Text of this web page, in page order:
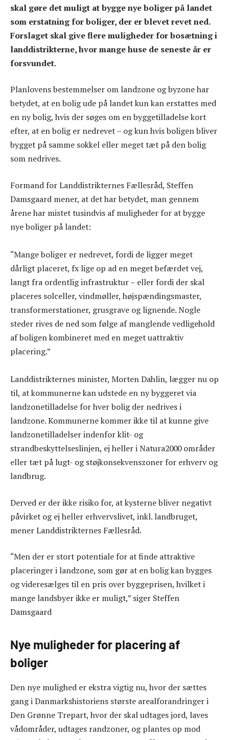
skal gøre det muligt at bygge nye boliger på landet
som erstatning for boliger, der er blevet revet ned.
Forslaget skal give flere muligheder for bosætning i
landdistrikterne, hvor mange huse de seneste år er
forsvundet.
Planlovens bestemmelser om landzone og byzone har
betydet, at en bolig ude på landet kun kan erstattes med
en ny bolig, hvis der søges om en byggetilladelse kort
efter, at en bolig er nedrevet – og kun hvis boligen bliver
bygget på samme sokkel eller meget tæt på den bolig
som nedrives.
Formand for Landdistrikternes Fællesråd, Steffen
Damsgaard mener, at det har betydet, man gennem
årene har mistet tusindvis af muligheder for at bygge
nye boliger på landet:
“Mange boliger er nedrevet, fordi de ligger meget
dårligt placeret, fx lige op ad en meget befærdet vej,
langt fra ordentlig infrastruktur – eller fordi der skal
placeres solceller, vindmøller, højspændingsmaster,
transformerstationer, grusgrave og lignende. Nogle
steder rives de ned som følge af manglende vedligehold
af boligen kombineret med en meget uattraktiv
placering.”
Landdistrikternes minister, Morten Dahlin, lægger nu op
til, at kommunerne kan udstede en ny byggeret via
landzonetilladelse for hver bolig der nedrives i
landzone. Kommunerne kommer ikke til at kunne give
landzonetilladelser indenfor klit- og
strandbeskyttelseslinjen, ej heller i Natura2000 områder
eller tæt på lugt- og støjkonsekvenszoner for erhverv og
landbrug.
Derved er der ikke risiko for, at kysterne bliver negativt
påvirket og ej heller erhvervslivet, inkl. landbruget,
mener Landdistrikternes Fællesråd.
“Men der er stort potentiale for at finde attraktive
placeringer i landzone, som gør at en bolig kan bygges
og videresælges til en pris over byggeprisen, hvilket i
mange landsbyer ikke er muligt,” siger Steffen
Damsgaard
Nye muligheder for placering af
boliger
Den nye mulighed er ekstra vigtig nu, hvor der sættes
gang i Danmarkshistoriens største arealforandringer i
Den Grønne Trepart, hvor der skal udtages jord, laves
vådområder, udtages randzoner, og plantes op mod